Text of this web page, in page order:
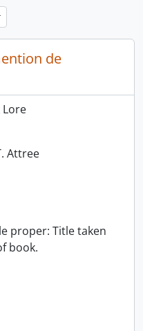
de
Lore
Attree
proper: Title taken
book.